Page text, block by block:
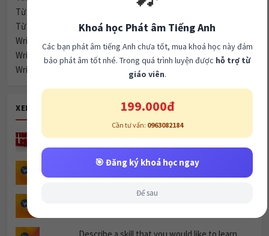
Từ vựng IELTS
Từ Vựng Tiếng Anh
Writing
Writing task 1
Writing task 2
XEM NHIỀU
Home
Khoá học Phát âm Tiếng Anh
Các bạn phát âm tiếng Anh chưa tốt, mua khoá học này đảm
bảo phát âm tốt nhé. Trong quá trình luyện được hỗ trợ từ
giáo viên.
199.000đ
Cần tư vấn: 0963082184
🎯 Đăng ký khoá học ngay
Để sau